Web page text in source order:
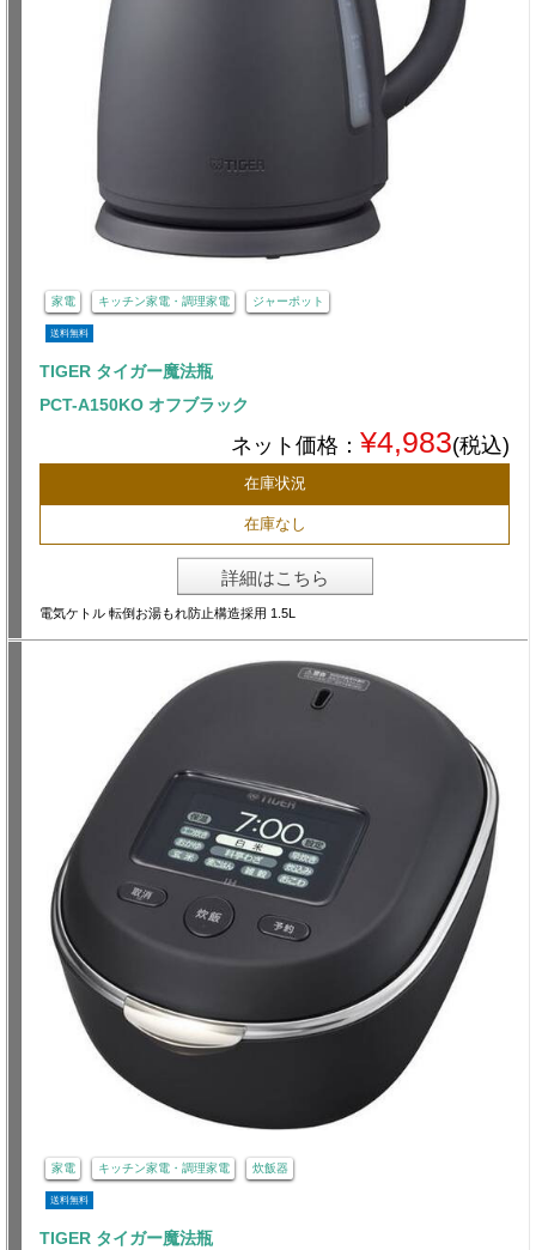
家電 キッチン家電・調理家電 ジャーポット
送料無料
TIGER タイガー魔法瓶
PCT-A150KO オフブラック
ネット価格： ¥4,983(税込)
在庫状況
在庫なし
詳細はこちら
電気ケトル 転倒お湯もれ防止構造採用 1.5L
家電 キッチン家電・調理家電 炊飯器
送料無料
TIGER タイガー魔法瓶